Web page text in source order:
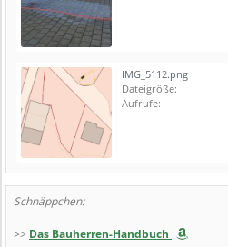
IMG_5112.png
Dateigröße:
Aufrufe:
Schnäppchen:
>> Das Bauherren-Handbuch